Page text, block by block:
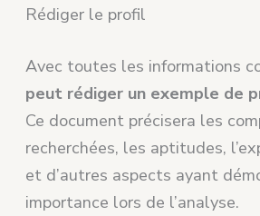
Rédiger le profil
Avec toutes les informations
peut rédiger un exemple de
Ce document précisera les
recherchées, les aptitudes,
et d’autres aspects ayant
importance lors de l’analyse.